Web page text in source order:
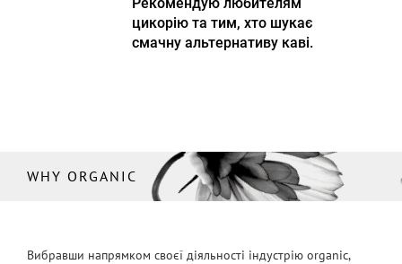
цикорію та тим, хто шукає
смачну альтернативу каві.
WHY ORGANIC
Вибравши напрямком своєї діяльності індустрію organic,